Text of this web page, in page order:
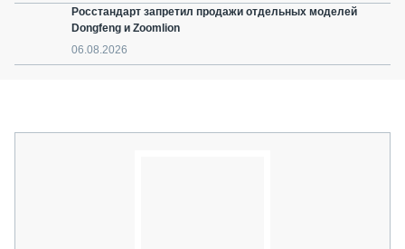
Росстандарт запретил продажи отдельных моделей
Dongfeng и Zoomlion
06.08.2026